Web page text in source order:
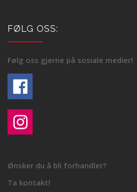
FØLG OSS:
Følg oss gjerne på sosiale medier!
Ønsker du å bli forhandler?
Ta kontakt!